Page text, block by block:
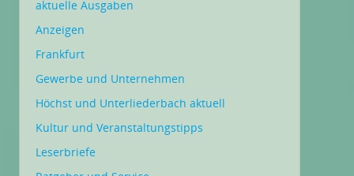
aktuelle Ausgaben
Anzeigen
Frankfurt
Gewerbe und Unternehmen
Höchst und Unterliederbach aktuell
Kultur und Veranstaltungstipps
Leserbriefe